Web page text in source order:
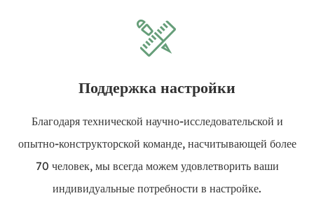
Поддержка настройки
Благодаря технической научно-исследовательской и
опытно-конструкторской команде, насчитывающей более
70 человек, мы всегда можем удовлетворить ваши
индивидуальные потребности в настройке.